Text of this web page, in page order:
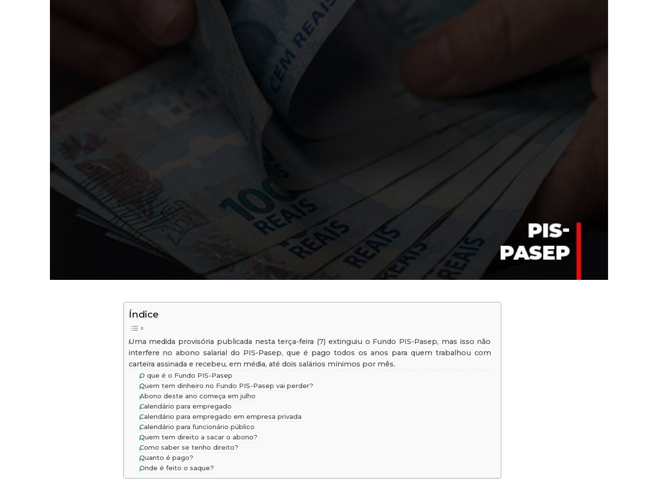
Índice
Uma medida provisória publicada nesta terça-feira (7) extinguiu o Fundo PIS-Pasep, mas isso não
interfere no abono salarial do PIS-Pasep, que é pago todos os anos para quem trabalhou com
carteira assinada e recebeu, em média, até dois salários mínimos por mês.
O que é o Fundo PIS-Pasep
Quem tem dinheiro no Fundo PIS-Pasep vai perder?
Abono deste ano começa em julho
Calendário para empregado
Calendário para empregado em empresa privada
Calendário para funcionário público
Quem tem direito a sacar o abono?
Como saber se tenho direito?
Quanto é pago?
Onde é feito o saque?